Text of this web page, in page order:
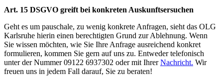
Art. 15 DSGVO greift bei konkreten Auskunftsersuchen
Geht es um pauschale, zu wenig konkrete Anfragen, sieht das OLG
Karlsruhe hierin einen berechtigten Grund zur Ablehnung. Wenn
Sie wissen möchten, wie Sie Ihre Anfrage ausreichend konkret
formulieren, kommen Sie gern auf uns zu. Entweder telefonisch
unter der Nummer 09122 6937302 oder mit IhrerNachricht. Wir
freuen uns in jedem Fall darauf, Sie zu beraten!